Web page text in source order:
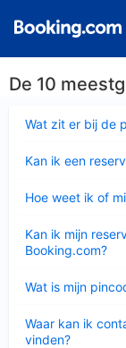
De 10
Wat zit er bij de
Kan ik een
Hoe weet ik of
Kan ik mijn
Booking.com?
Wat is mijn
Waar kan ik
vinden?